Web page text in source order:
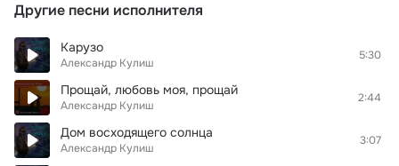
Другие песни исполнителя
Карузо
Александр Кулиш
5:30
Прощай, любовь моя, прощай
Александр Кулиш
2:44
Дом восходящего солнца
Александр Кулиш
3:07